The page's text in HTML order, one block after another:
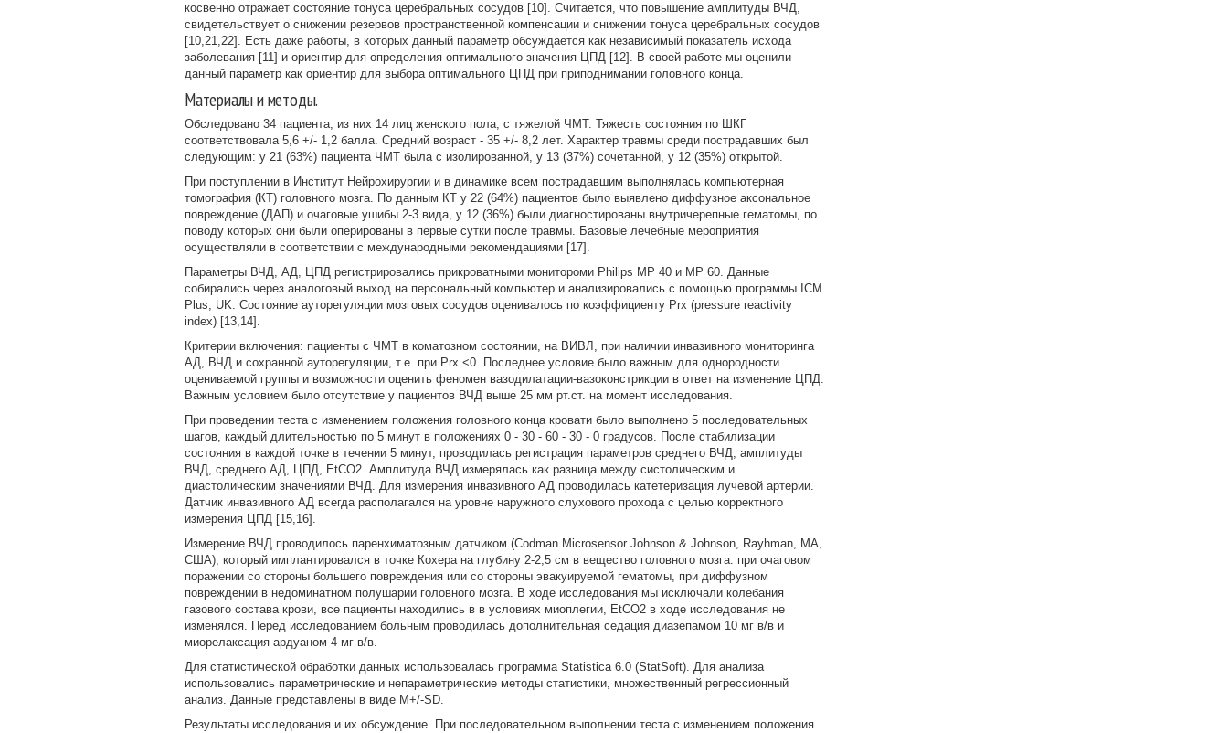
косвенно отражает состояние тонуса церебральных сосудов [10]. Считается, что повышение амплитуды ВЧД,
свидетельствует о снижении резервов пространственной компенсации и снижении тонуса церебральных сосудов
[10,21,22]. Есть даже работы, в которых данный параметр обсуждается как независимый показатель исхода
заболевания [11] и ориентир для определения оптимального значения ЦПД [12]. В своей работе мы оценили
данный параметр как ориентир для выбора оптимального ЦПД при приподнимании головного конца.
Материалы и методы.
Обследовано 34 пациента, из них 14 лиц женского пола, с тяжелой ЧМТ. Тяжесть состояния по ШКГ
соответствовала 5,6 +/- 1,2 балла. Средний возраст - 35 +/- 8,2 лет. Характер травмы среди пострадавших был
следующим: у 21 (63%) пациента ЧМТ была с изолированной, у 13 (37%) сочетанной, у 12 (35%) открытой.
При поступлении в Институт Нейрохирургии и в динамике всем пострадавшим выполнялась компьютерная
томография (КТ) головного мозга. По данным КТ у 22 (64%) пациентов было выявлено диффузное аксональное
повреждение (ДАП) и очаговые ушибы 2-3 вида, у 12 (36%) были диагностированы внутричерепные гематомы, по
поводу которых они были оперированы в первые сутки после травмы. Базовые лечебные мероприятия
осуществляли в соответствии с международными рекомендациями [17].
Параметры ВЧД, АД, ЦПД регистрировались прикроватными монитороми Philips MP 40 и MP 60. Данные
собирались через аналоговый выход на персональный компьютер и анализировались с помощью программы ICM
Plus, UK. Состояние ауторегуляции мозговых сосудов оценивалось по коэффициенту Prx (pressure reactivity
index) [13,14].
Критерии включения: пациенты с ЧМТ в коматозном состоянии, на ВИВЛ, при наличии инвазивного мониторинга
АД, ВЧД и сохранной ауторегуляции, т.е. при Prx <0. Последнее условие было важным для однородности
оцениваемой группы и возможности оценить феномен вазодилатации-вазоконстрикции в ответ на изменение ЦПД.
Важным условием было отсутствие у пациентов ВЧД выше 25 мм рт.ст. на момент исследования.
При проведении теста с изменением положения головного конца кровати было выполнено 5 последовательных
шагов, каждый длительностью по 5 минут в положениях 0 - 30 - 60 - 30 - 0 градусов. После стабилизации
состояния в каждой точке в течении 5 минут, проводилась регистрация параметров среднего ВЧД, амплитуды
ВЧД, среднего АД, ЦПД, ЕtСО2. Амплитуда ВЧД измерялась как разница между систолическим и
диастолическим значениями ВЧД. Для измерения инвазивного АД проводилась катетеризация лучевой артерии.
Датчик инвазивного АД всегда располагался на уровне наружного слухового прохода с целью корректного
измерения ЦПД [15,16].
Измерение ВЧД проводилось паренхиматозным датчиком (Codman Microsensor Johnson & Johnson, Rayhman, МA,
США), который имплантировался в точке Кохера на глубину 2-2,5 см в вещество головного мозга: при очаговом
поражении со стороны большего повреждения или со стороны эвакуируемой гематомы, при диффузном
повреждении в недоминатном полушарии головного мозга. В ходе исследования мы исключали колебания
газового состава крови, все пациенты находились в в условиях миоплегии, ЕtСО2 в ходе исследования не
изменялся. Перед исследованием больным проводилась дополнительная седация диазепамом 10 мг в/в и
миорелаксация ардуаном 4 мг в/в.
Для статистической обработки данных использовалась программа Statistica 6.0 (StatSoft). Для анализа
использовались параметрические и непараметрические методы статистики, множественный регрессионный
анализ. Данные представлены в виде M+/-SD.
Результаты исследования и их обсуждение. При последовательном выполнении теста с изменением положения